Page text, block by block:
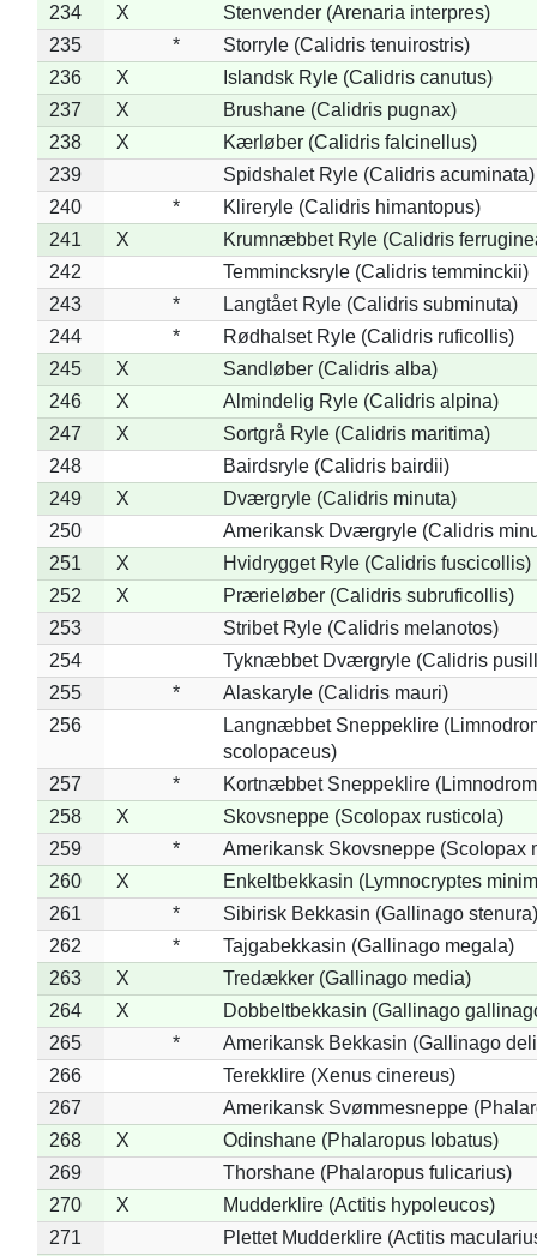
234 X
Stenvender (Arenaria interpres)
235
*
Storryle (Calidris tenuirostris)
236
X
Islandsk Ryle (Calidris canutus)
237
X
Brushane (Calidris pugnax)
238
X
Kærløber (Calidris falcinellus)
239
Spidshalet Ryle (Calidris acuminata)
240
*
Klireryle (Calidris himantopus)
241
X
Krumnæbbet Ryle (Calidris
242
Temmincksryle (Calidris temminckii)
243
*
Langtået Ryle (Calidris subminuta)
244
*
Rødhalset Ryle (Calidris ruficollis)
245
X
Sandløber (Calidris alba)
246
X
Almindelig Ryle (Calidris alpina)
247
X
Sortgrå Ryle (Calidris maritima)
248
Bairdsryle (Calidris bairdii)
249
X
Dværgryle (Calidris minuta)
250
Amerikansk Dværgryle (Calidris
251
X
Hvidrygget Ryle (Calidris fuscicollis)
252
X
Prærieløber (Calidris subruficollis)
253
Stribet Ryle (Calidris melanotos)
254
Tyknæbbet Dværgryle (Calidris
255
*
Alaskaryle (Calidris mauri)
256
Langnæbbet Sneppeklire
scolopaceus)
257
*
Kortnæbbet Sneppeklire
258
X
Skovsneppe (Scolopax rusticola)
259
*
Amerikansk Skovsneppe (Scolopax
260
X
Enkeltbekkasin (Lymnocryptes
261
*
Sibirisk Bekkasin (Gallinago stenura)
262
*
Tajgabekkasin (Gallinago megala)
263
X
Tredækker (Gallinago media)
264
X
Dobbeltbekkasin (Gallinago
265
*
Amerikansk Bekkasin (Gallinago
266
Terekklire (Xenus cinereus)
267
Amerikansk Svømmesneppe
268
X
Odinshane (Phalaropus lobatus)
269
Thorshane (Phalaropus fulicarius)
270
X
Mudderklire (Actitis hypoleucos)
271
Plettet Mudderklire (Actitis